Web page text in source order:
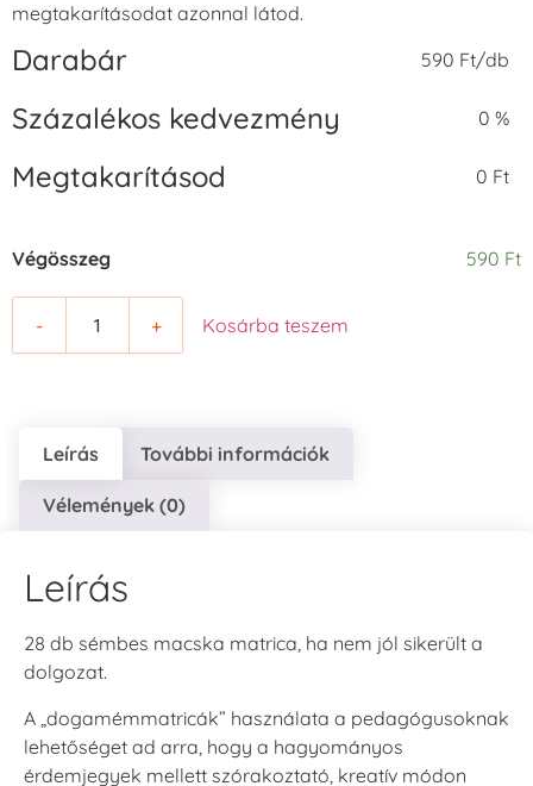
megtakarításodat azonnal látod.
Darabár 590 Ft/db
Százalékos kedvezmény 0 %
Megtakarításod 0 Ft
Végösszeg 590 Ft
- + Kosárba teszem
Leírás További információk
Vélemények (0)
Leírás
28 db sémbes macska matrica, ha nem jól sikerült a
dolgozat.
A „dogamémmatricák” használata a pedagógusoknak
lehetőséget ad arra, hogy a hagyományos
érdemjegyek mellett szórakoztató, kreatív módon